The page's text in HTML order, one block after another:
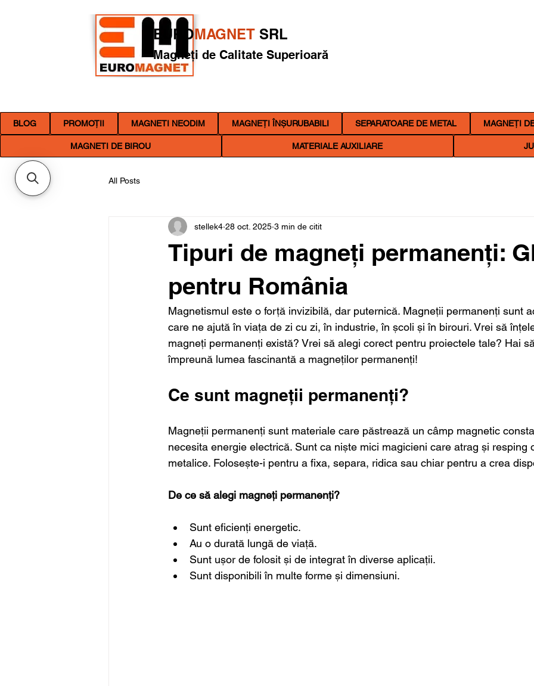
EUROMAGNET SRL
Magneți de Calitate Superioară
BLOG PROMOȚII MAGNETI NEODIM MAGNEȚI ÎNȘURUBABILI SEPARATOARE DE METAL MAGNEȚI
MAGNETI DE BIROU MATERIALE AUXILIARE
All Posts
Tipuri de magneți permanenți:
pentru România
stellek4 28 oct. 2025 3 min de citit
Magnetismul este o forță invizibilă, dar puternică. Magneții permanenți sunt
care ne ajută în viața de zi cu zi, în industrie, în școli și în birouri. Vrei să
magneți permanenți există? Vrei să alegi corect pentru proiectele tale? Hai
împreună lumea fascinantă a magneților permanenți!
Ce sunt magneții permanenți?
Magneții permanenți sunt materiale care păstrează un câmp magnetic
necesita energie electrică. Sunt ca niște mici magicieni care atrag și resping
metalice. Folosește-i pentru a fixa, separa, ridica sau chiar pentru a crea
De ce să alegi magneți permanenți?
Sunt eficienți energetic.
Au o durată lungă de viață.
Sunt ușor de folosit și de integrat în diverse aplicații.
Sunt disponibili în multe forme și dimensiuni.